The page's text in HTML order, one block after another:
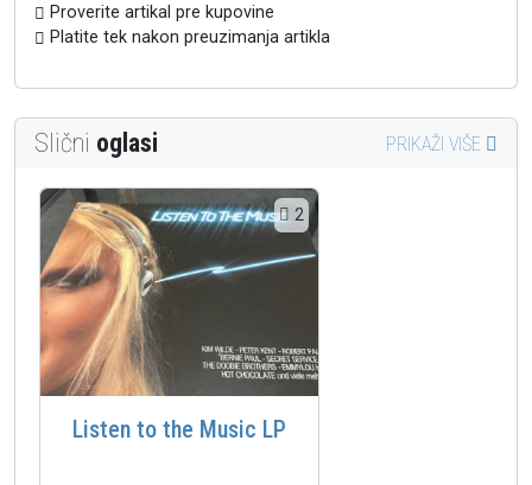
Proverite artikal pre kupovine
Platite tek nakon preuzimanja artikla
Slični oglasi PRIKAŽI VIŠE
2
Listen to the Music LP